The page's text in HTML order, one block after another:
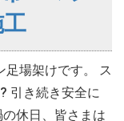
足場架けです。 ス
引き続き安全に
休日、皆さまは